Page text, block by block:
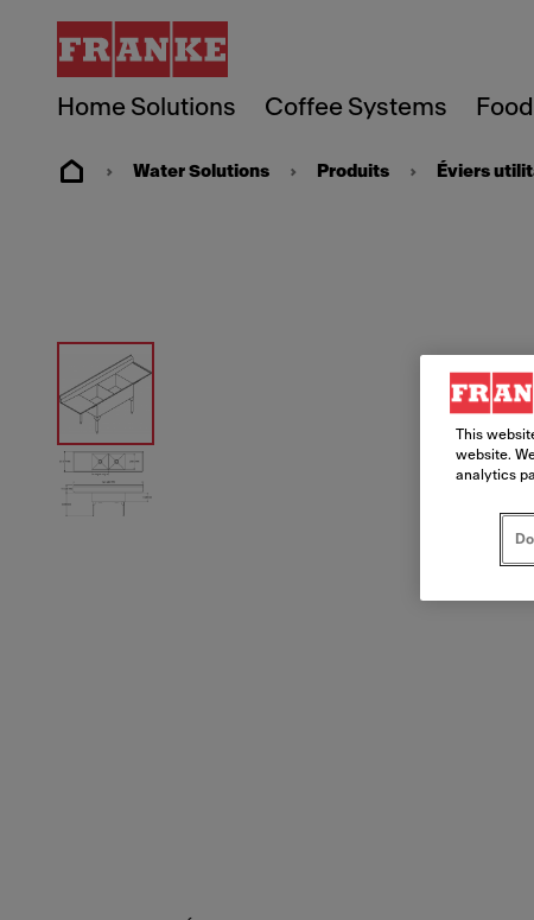
Home Solutions Coffee Systems
Water Solutions Produits Éviers
This
website.
analytics